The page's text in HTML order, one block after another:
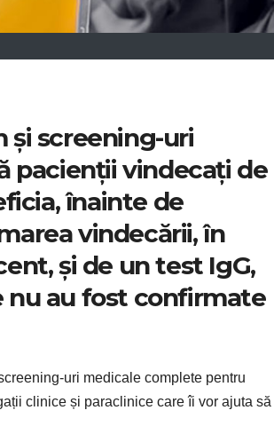
și screening-uri
pacienții vindecați de
înainte de
vindecării, în
și de un test IgG,
nu au fost confirmate
uri medicale complete pentru
clinice și paraclinice care îi vor ajuta să